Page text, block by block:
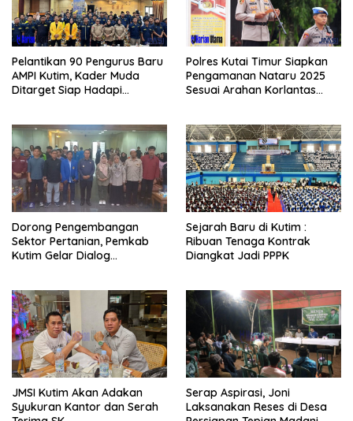
Pelantikan 90 Pengurus Baru
AMPI Kutim, Kader Muda
Ditarget Siap Hadapi
Polres Kutai Timur Siapkan
Pengamanan Nataru 2025
Sesuai Arahan Korlantas
Dorong Pengembangan
Sektor Pertanian, Pemkab
Kutim Gelar Dialog
Sejarah Baru di Kutim :
Ribuan Tenaga Kontrak
Diangkat Jadi PPPK
JMSI Kutim Akan Adakan
Syukuran Kantor dan Serah
Serap Aspirasi, Joni
Laksanakan Reses di Desa